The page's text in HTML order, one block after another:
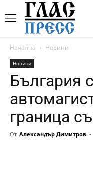
Начална Новини
Новини
България
граница
От Александър Димитров -